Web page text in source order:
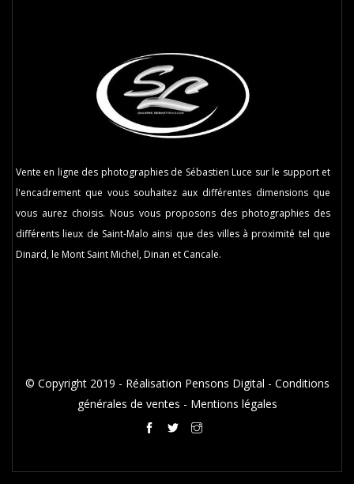
Vente en ligne des photographies de Sébastien Luce sur le support et
l'encadrement que vous souhaitez aux différentes dimensions que
vous aurez choisis. Nous vous proposons des photographies des
différents lieux de Saint-Malo ainsi que des villes à proximité tel que
Dinard, le Mont Saint Michel, Dinan et Cancale.
© Copyright 2019 - Réalisation Pensons Digital - Conditions
générales de ventes - Mentions légales